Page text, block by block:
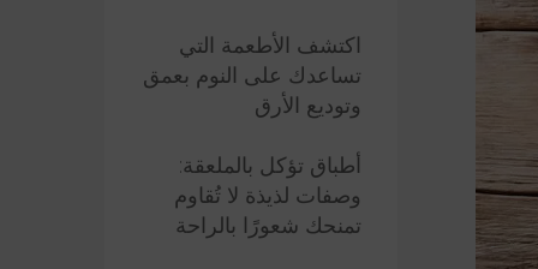
اكتشف الأطعمة التي
تساعدك على النوم بعمق
وتوديع الأرق
أطباق تؤكل بالملعقة:
وصفات لذيذة لا تُقاوم
تمنحك شعورًا بالراحة